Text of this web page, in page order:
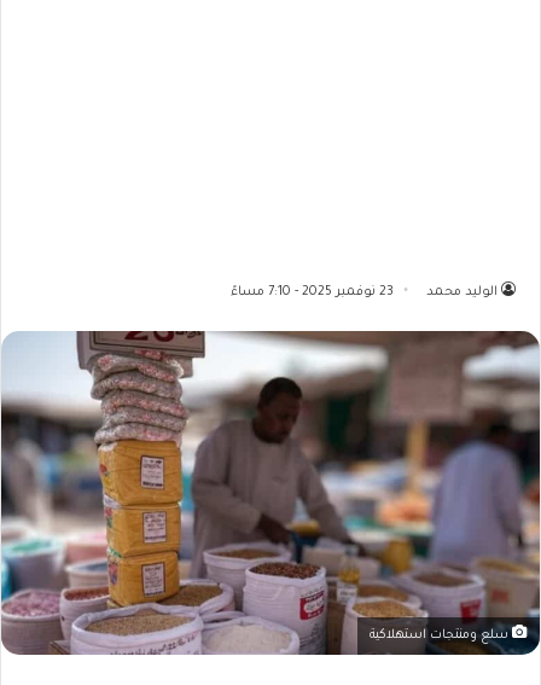
الوليد محمد 23 نوفمبر 2025 - 7:10 مساءً
سلع ومنتجات استهلاكية